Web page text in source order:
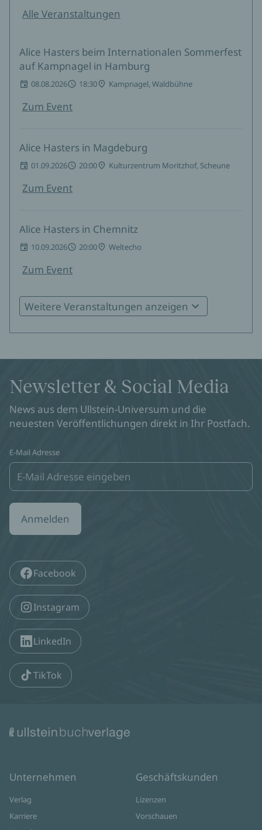
Alle Veranstaltungen
Alice Hasters beim Internationalen Sommerfest
auf Kampnagel in Hamburg
08.08.2026 18:30 Kampnagel, Waldbühne
Zum Event
Alice Hasters in Magdeburg
01.09.2026 20:00 Kulturzentrum Moritzhof, Scheune
Zum Event
Alice Hasters in Chemnitz
10.09.2026 20:00 Weltecho
Zum Event
Alice Hasters in Osnabrück
Alice Hasters in Göttingen
05.11.2026 20:00 Literaturhaus Göttingen
Alice Hasters in Nürnberg
07.11.2026 18:00 Bildungszentrum Nürnberg
Zum Event
11.11.2026 20:00
Zum Event
Weitere Veranstaltungen anzeigen
Newsletter & Social Media
News aus dem Ullstein-Universum und die
neuesten Veröffentlichungen direkt in Ihr Postfach.
E-Mail Adresse
Anmelden
Facebook
Instagram
LinkedIn
TikTok
Unternehmen
Verlag
Karriere
Geschäftskunden
Lizenzen
Vorschauen